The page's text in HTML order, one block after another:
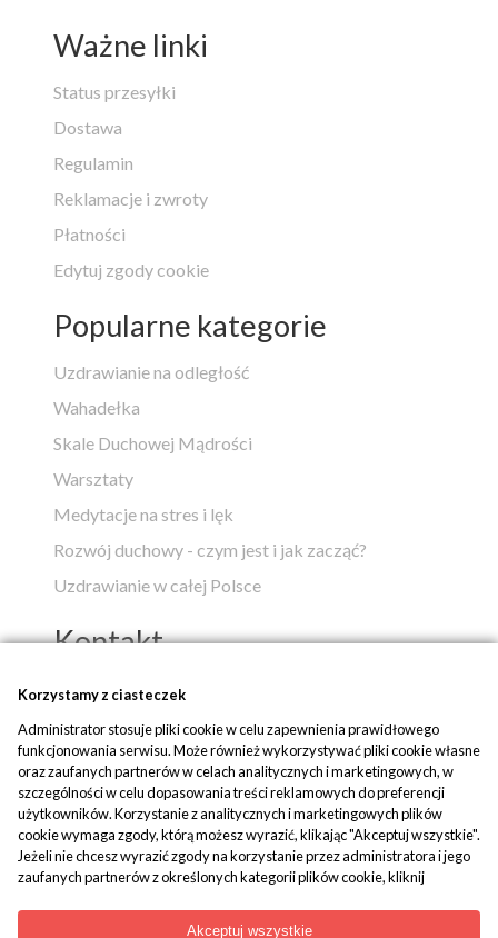
Ważne linki
Status przesyłki
Dostawa
Regulamin
Reklamacje i zwroty
Płatności
Edytuj zgody cookie
Popularne kategorie
Uzdrawianie na odległość
Wahadełka
Skale Duchowej Mądrości
Warsztaty
Medytacje na stres i lęk
Rozwój duchowy - czym jest i jak zacząć?
Uzdrawianie w całej Polsce
Kontakt
Popko - Centrum Medytacji i Uzdrawiania
ul. Piaskowa 1
42-700 Rusinowice
tel:+48 509 580 042
mail:biuro@popko.pl
Media społecznościowe:
YouTube|Facebook|Instagram
Korzystamy z ciasteczek
Administrator stosuje pliki cookie w celu zapewnienia prawidłowego
funkcjonowania serwisu. Może również wykorzystywać pliki cookie własne
oraz zaufanych partnerów w celach analitycznych i marketingowych, w
szczególności w celu dopasowania treści reklamowych do preferencji
użytkowników. Korzystanie z analitycznych i marketingowych plików
cookie wymaga zgody, którą możesz wyrazić, klikając "Akceptuj wszystkie".
Jeżeli nie chcesz wyrazić zgody na korzystanie przez administratora i jego
zaufanych partnerów z określonych kategorii plików cookie, kliknij
można wycofać w każdym momencie poprzez zmianę preferencji plików
Akceptuj wszystkie